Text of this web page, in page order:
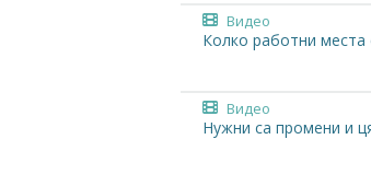
Видео
Колко работни места
Видео
Нужни са промени и